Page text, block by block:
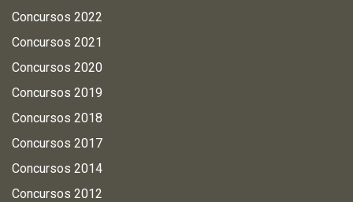
Concursos 2022
Concursos 2021
Concursos 2020
Concursos 2019
Concursos 2018
Concursos 2017
Concursos 2014
Concursos 2012